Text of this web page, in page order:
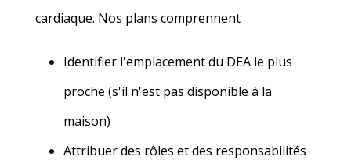
cardiaque. Nos plans comprennent
Identifier l'emplacement du DEA le plus
proche (s'il n'est pas disponible à la
maison)
Attribuer des rôles et des responsabilités